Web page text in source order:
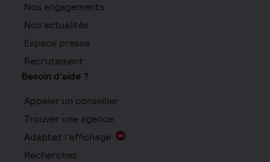
Nos engagements
Nos actualités
Espace presse
Recrutement
Besoin d'aide ?
Appeler un conseiller
Trouver une agence
Adaptez l'affichage
Recherchez